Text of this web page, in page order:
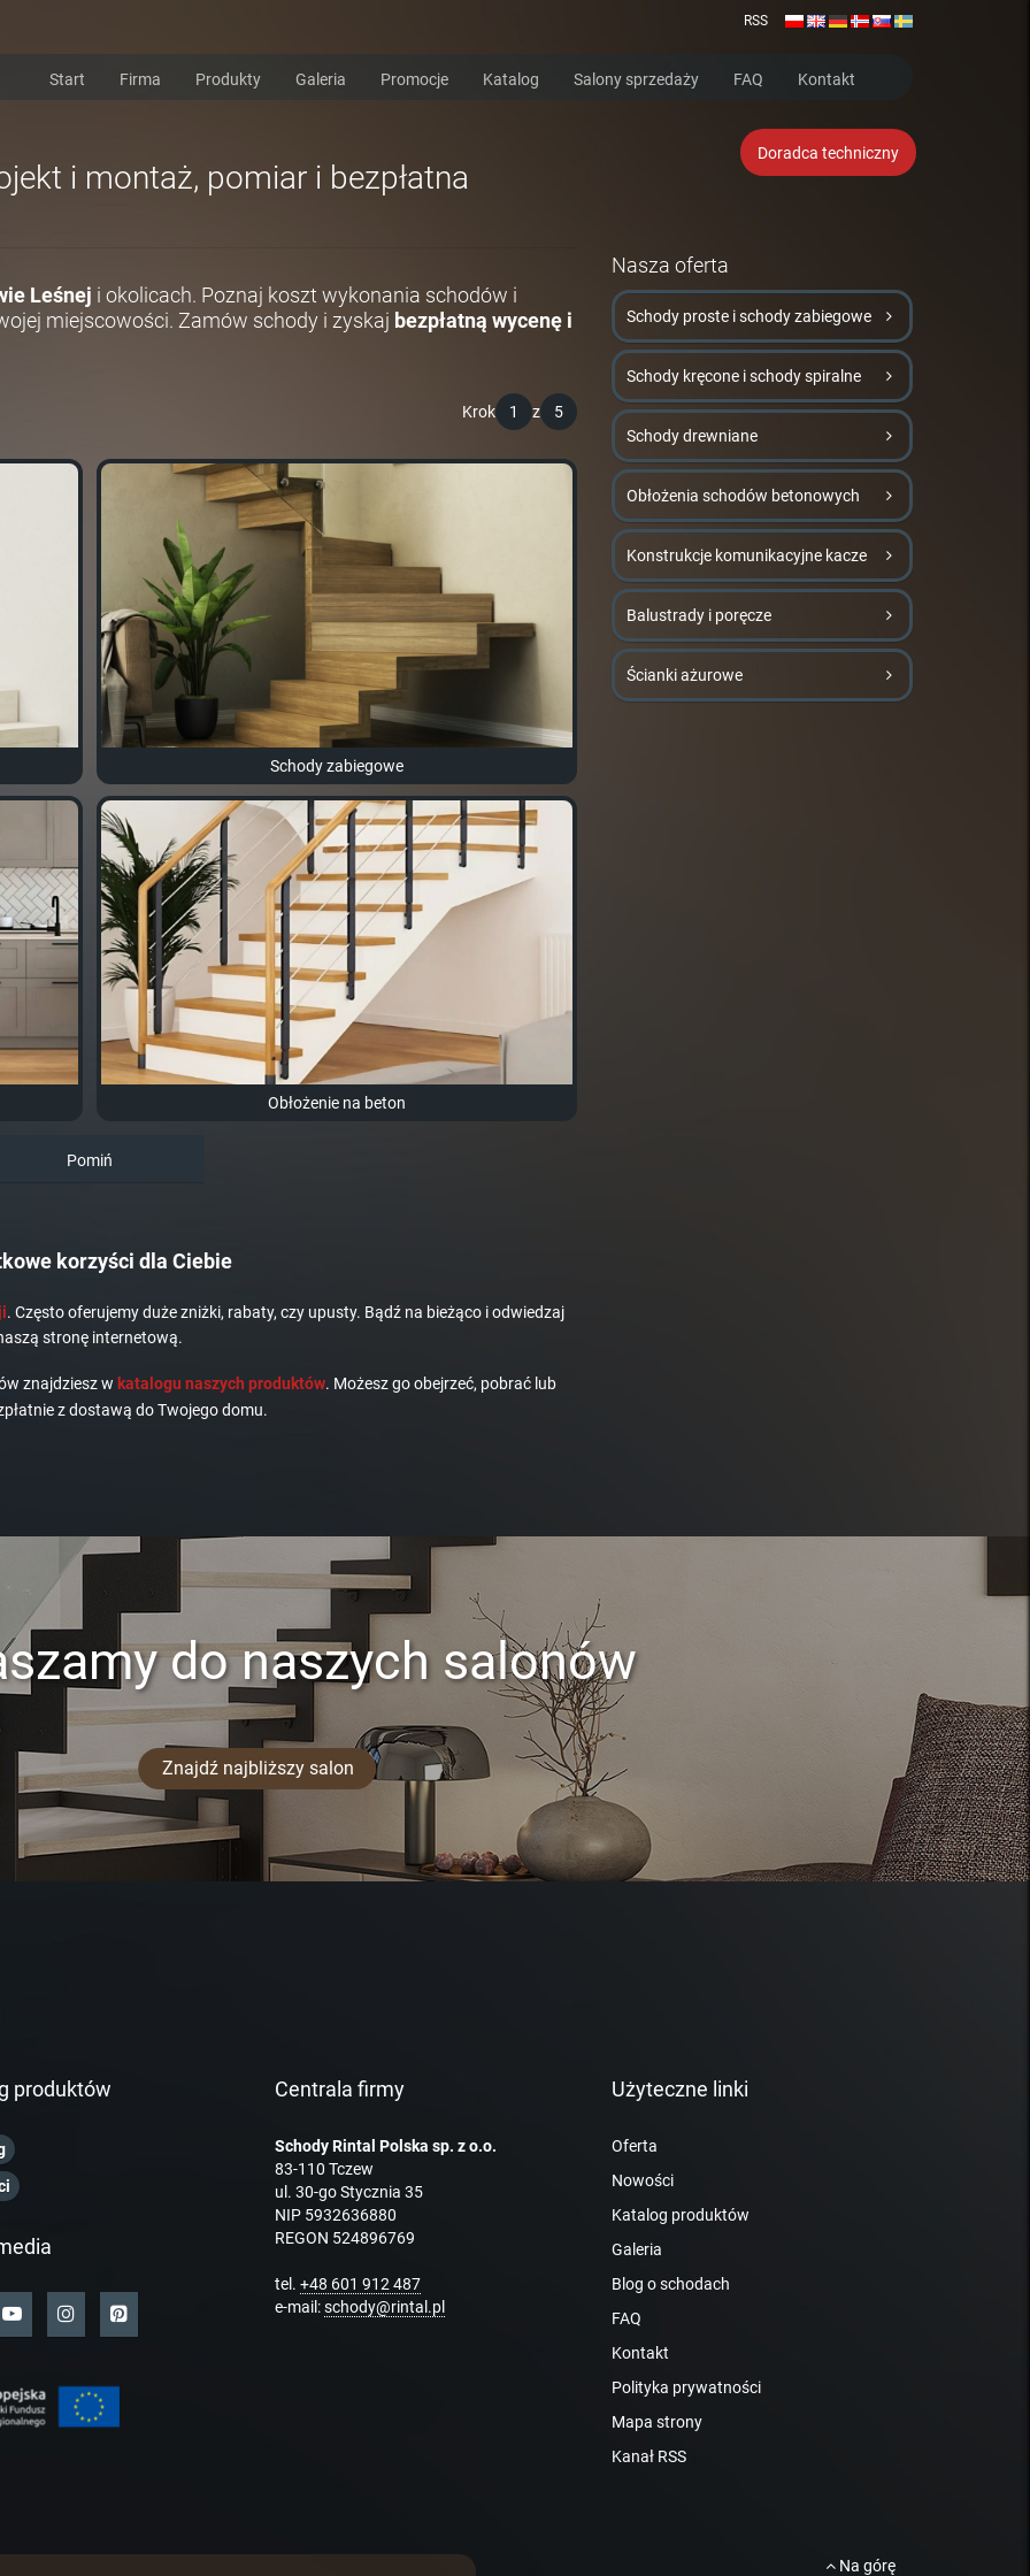
RSS
Start Firma Produkty Galeria Promocje Katalog Salony sprzedaży FAQ Kontakt
Doradca techniczny
i montaż, pomiar i bezpłatna
Leśnej i okolicach. Poznaj koszt wykonania schodów i
miejscowości. Zamów schody i zyskaj bezpłatną wycenę i
Krok 1 z 5
Schody zabiegowe
Obłożenie na beton
Pomiń
korzyści dla Ciebie
. Często oferujemy duże zniżki, rabaty, czy upusty. Bądź na bieżąco i odwiedzaj
stronę internetową.
znajdziesz w katalogu naszych produktów. Możesz go obejrzeć, pobrać lub
z dostawą do Twojego domu.
Nasza oferta
Schody proste i schody zabiegowe
Schody kręcone i schody spiralne
Schody drewniane
Obłożenia schodów betonowych
Konstrukcje komunikacyjne kacze
Balustrady i poręcze
Ścianki ażurowe
do naszych salonów
Znajdź najbliższy salon
produktów Centrala firmy
Schody Rintal Polska sp. z o.o.
83-110 Tczew
ul. 30-go Stycznia 35
NIP 5932636880
REGON 524896769
tel. +48 601 912 487
e-mail:schody@rintal.pl
Użyteczne linki
Oferta
Nowości
Katalog produktów
Galeria
Blog o schodach
FAQ
Kontakt
Polityka prywatności
Mapa strony
Kanał RSS
Na górę